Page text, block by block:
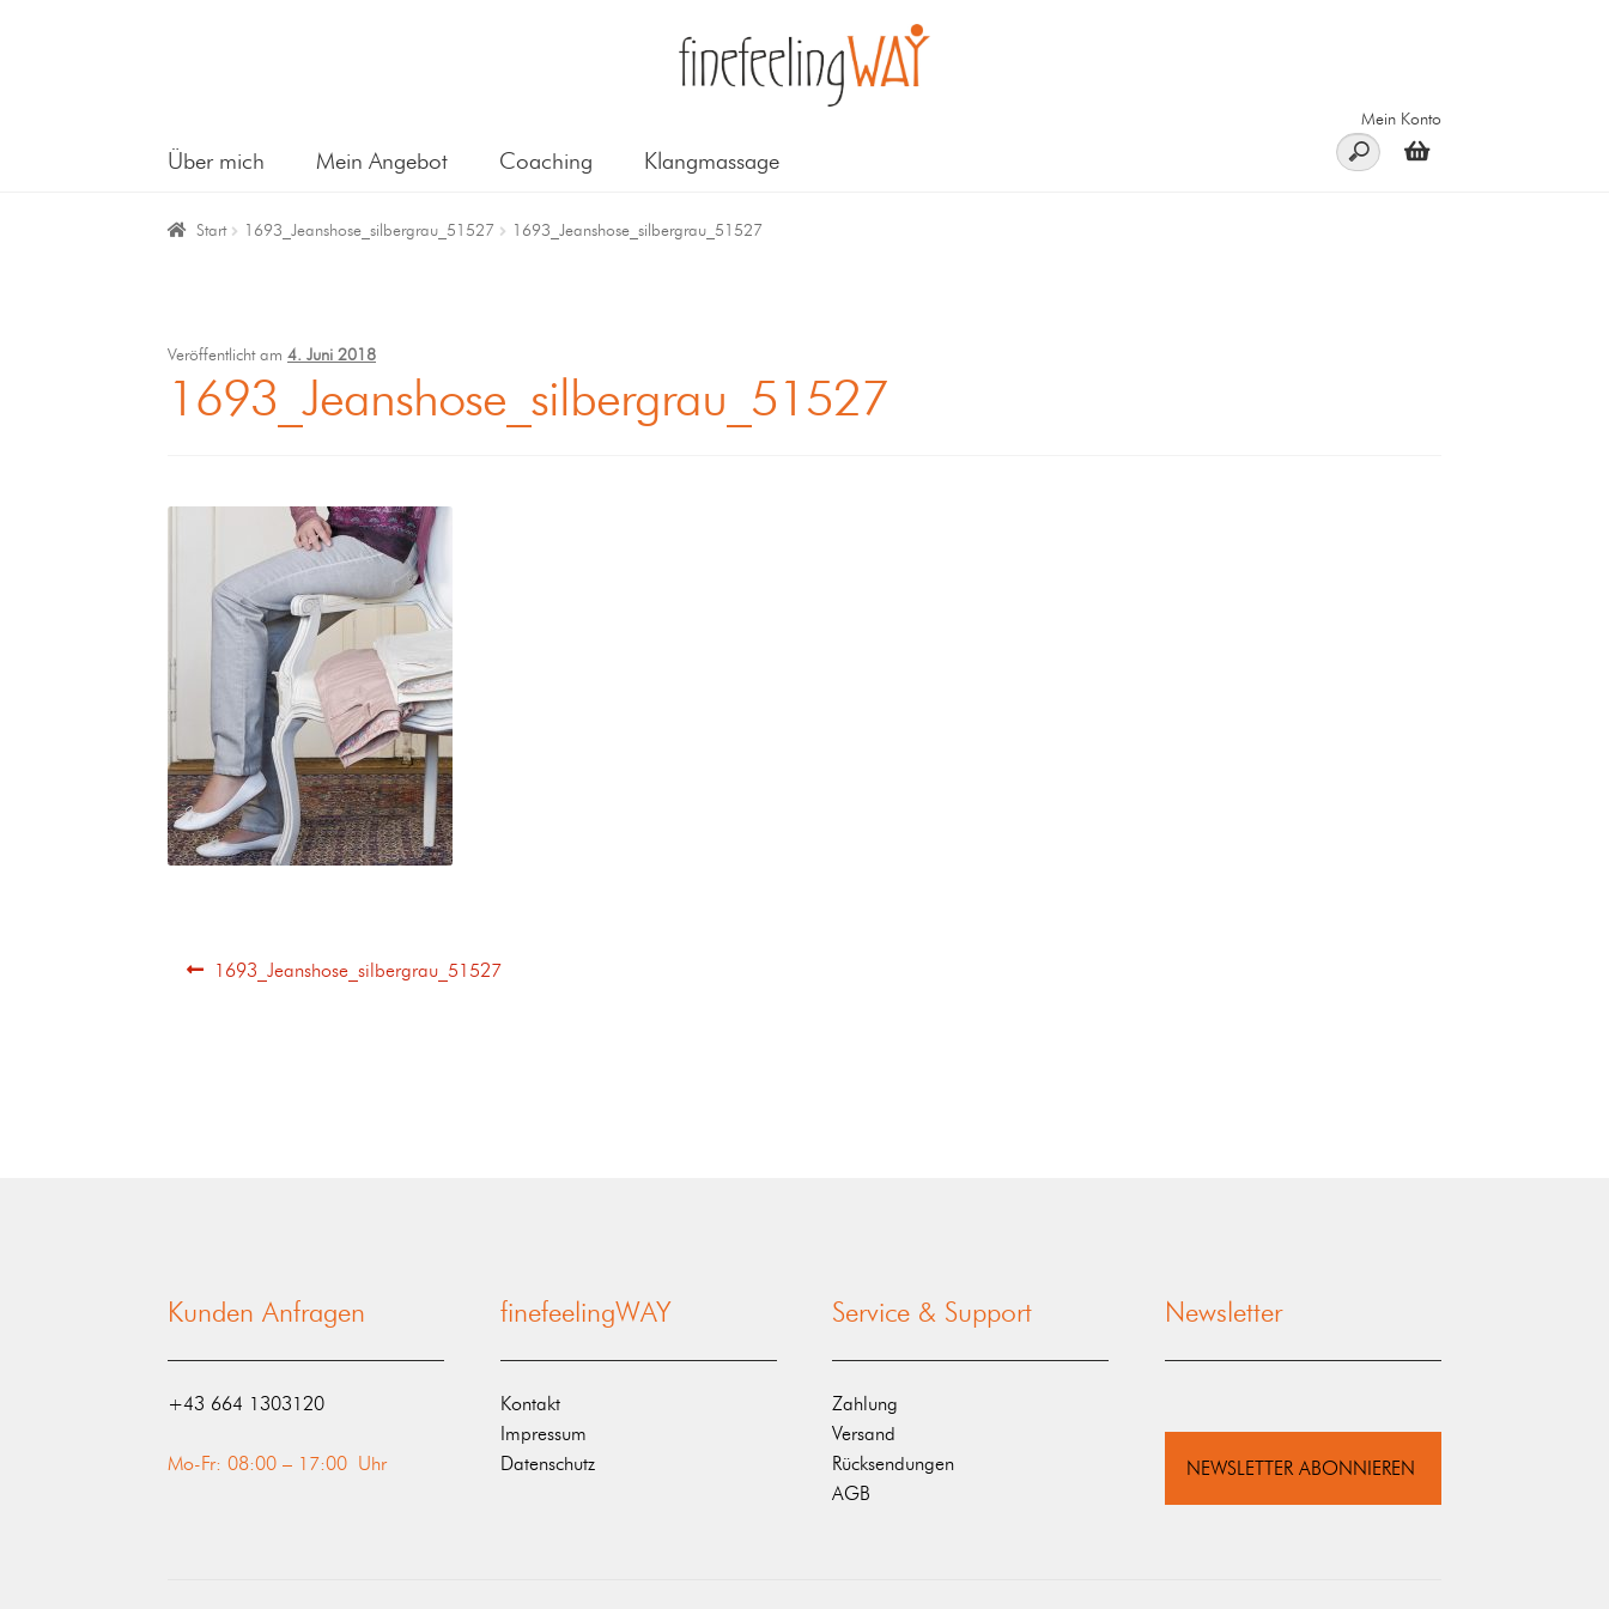
Über mich Mein Angebot Coaching Klangmassage
Mein Konto
Start 1693_Jeanshose_silbergrau_51527 1693_Jeanshose_silbergrau_51527
Veröffentlicht am4. Juni 2018
1693_Jeanshose_silbergrau_51527
1693_Jeanshose_silbergrau_51527
Kunden Anfragen
‭+43 664 1303120‬
Mo-Fr: 08:00 – 17:00 Uhr
finefeelingWAY
Kontakt
Impressum
Datenschutz
Service & Support
Zahlung
Versand
Rücksendungen
AGB
Newsletter
NEWSLETTER ABONNIEREN